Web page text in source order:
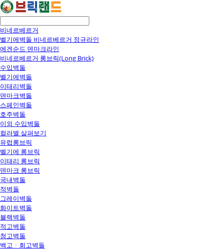
비네르베르거
벨기에벽돌 비네르베르거 정규라인
에겐순드 덴마크라인
비네르베르거 롱브릭(Long Brick)
수입벽돌
벨기에벽돌
이태리벽돌
덴마크벽돌
스페인벽돌
호주벽돌
이외 수입벽돌
컬러별 살펴보기
유럽롱브릭
벨기에 롱브릭
이태리 롱브릭
덴마크 롱브릭
국내벽돌
적벽돌
그레이벽돌
화이트벽돌
블랙벽돌
적고벽돌
청고벽돌
백고ㆍ회고벽돌